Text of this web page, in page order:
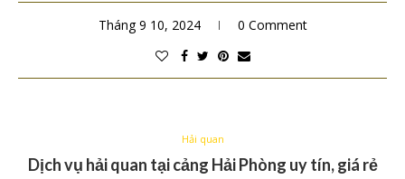
Tháng 9 10, 2024 0 Comment
Hải quan
Dịch vụ hải quan tại cảng Hải Phòng uy tín, giá rẻ